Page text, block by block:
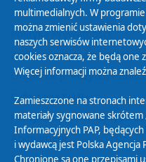
Polityka Prywatności
Zasady korzystania z
Organizacje Pożytku
Cyfryzacja DAB+
Polityka ochrony danych
Abonament
Zamówienia publiczne
multimedialnych. W
można zmienić ustawienia
naszych serwisów
cookies oznacza, że będą one
Więcej informacji można
Zamieszczone na stronach
materiały sygnowane
Informacyjnych PAP,
i wydawcą jest Polska Agencja
Chronione są one przepisami